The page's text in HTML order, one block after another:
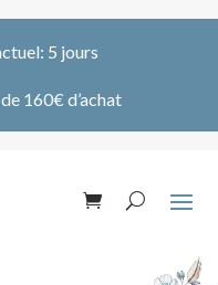
5 jours
160€ d’achat